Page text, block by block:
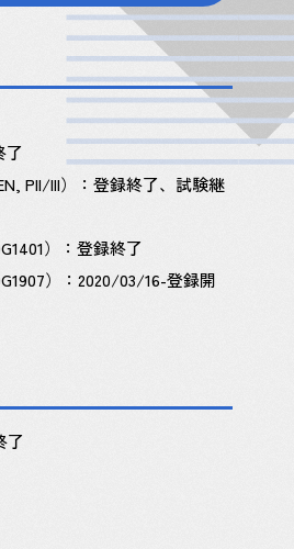
了
PII/III）：登録終了、試験継
）：登録終了
）：2020/03/16-登録開
了